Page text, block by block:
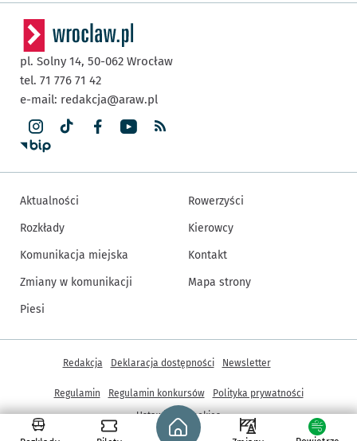
Strona główna - wroclaw.pl
pl. Solny 14, 50-062 Wrocław
tel. 71 776 71 42
e-mail: redakcja@araw.pl
Aktualności
Rozkłady
Komunikacja miejska
Zmiany w komunikacji
Piesi
Rowerzyści
Kierowcy
Kontakt
Mapa strony
Inne informacje
Redakcja Deklaracja dostępności Newsletter
Regulamin Regulamin konkursów
Polityka prywatności
Ustawienia cookies